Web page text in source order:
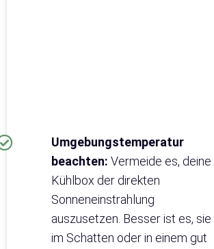
Umgebungstemperatur
beachten: Vermeide es, deine
Kühlbox der direkten
Sonneneinstrahlung
auszusetzen. Besser ist es, sie
im Schatten oder in einem gut